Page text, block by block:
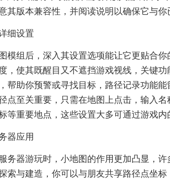
其版本兼容性，并阅读说明以确保它与你
细设置
模组后，深入其设置选项能让它更贴合
，使其既醒目又不遮挡游戏视线，关键
帮助你预警或寻找目标，路径记录功能
点至关重要，只需在地图上点击，输入名
等重要地点，这些设置大多可通过游戏内
器应用
务器游玩时，小地图的作用更加凸显，
索与建造，你可以与朋友共享路径点坐